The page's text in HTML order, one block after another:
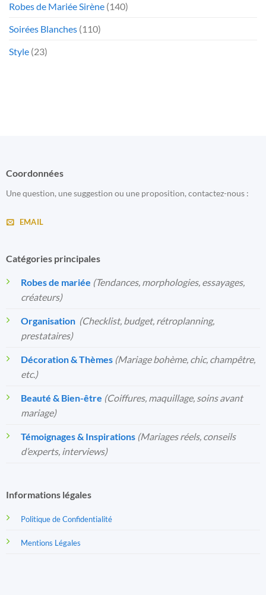
Robes de Mariée Sirène (140)
Soirées Blanches (110)
Style (23)
Coordonnées
Une question, une suggestion ou une proposition, contactez-nous :
EMAIL
Catégories principales
Robes de mariée (Tendances, morphologies, essayages,
créateurs)
Organisation️ (Checklist, budget, rétroplanning,
prestataires)
Décoration & Thèmes (Mariage bohème, chic, champêtre,
etc.)
Beauté & Bien-être (Coiffures, maquillage, soins avant
mariage)
Témoignages & Inspirations (Mariages réels, conseils
d’experts, interviews)
Informations légales
Politique de Confidentialité
Mentions Légales